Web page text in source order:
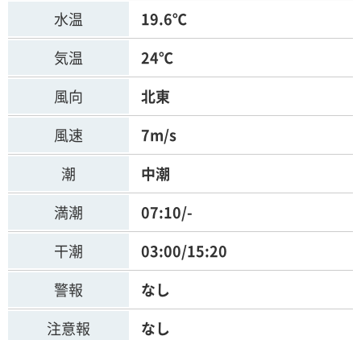
水温
19.6℃
気温
24℃
風向
北東
風速
7m/s
潮
中潮
満潮
07:10/-
干潮
03:00/15:20
警報
なし
注意報
なし